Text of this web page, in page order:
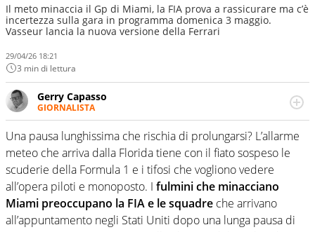
Il meto minaccia il Gp di Miami, la FIA prova a rassicurare ma c’è
incertezza sulla gara in programma domenica 3 maggio.
Vasseur lancia la nuova versione della Ferrari
29/04/26 18:21
3 min di lettura
Gerry Capasso
GIORNALISTA
Per lui gli sport americani non hanno segreti: basket,
football, baseball e la capacità innata di trovare la notizia
dove altri non vedono granché
Una pausa lunghissima che rischia di prolungarsi? L’allarme
meteo che arriva dalla Florida tiene con il fiato sospeso le
scuderie della Formula 1 e i tifosi che vogliono vedere
all’opera piloti e monoposto. I fulmini che minacciano
Miami preoccupano la FIA e le squadre che arrivano
all’appuntamento negli Stati Uniti dopo una lunga pausa di